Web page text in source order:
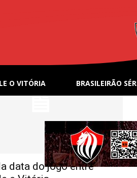
O VITÓRIA BRASILEIRÃO
data do jogo entre